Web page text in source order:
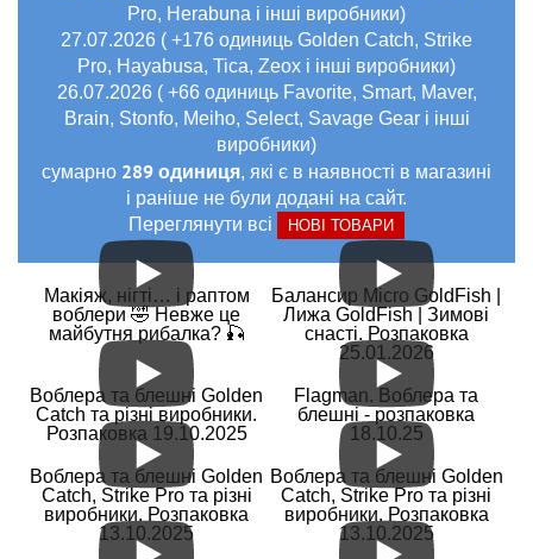
Pro, Herabuna і інші виробники)
27.07.2026 ( +176 одиниць Golden Catch, Strike
Pro, Hayabusa, Tica, Zeox і інші виробники)
26.07.2026 ( +66 одиниць Favorite, Smart, Maver,
Brain, Stonfo, Meiho, Select, Savage Gear і інші
виробники)
сумарно 289 одиниця, які є в наявності в магазині
і раніше не були додані на сайт.
Переглянути всі
НОВІ ТОВАРИ
Макіяж, нігті… і раптом
воблери 🤣 Невже це
майбутня рибалка? 🎣
Балансир Micro GoldFish |
Лижа GoldFish | Зимові
снасті. Розпаковка
25.01.2026
Воблера та блешні Golden
Catch та різні виробники.
Розпаковка 19.10.2025
Flagman. Воблера та
блешні - розпаковка
18.10.25
Воблера та блешні Golden
Catch, Strike Pro та різні
виробники. Розпаковка
13.10.2025
Воблера та блешні Golden
Catch, Strike Pro та різні
виробники. Розпаковка
13.10.2025